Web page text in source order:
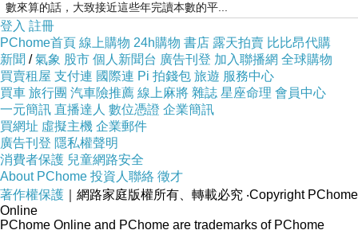
數來算的話，大致接近這些年完讀本數的平...
登入 註冊
PChome首頁 線上購物 24h購物 書店 露天拍賣 比比昂代購
新聞 /氣象 股市 個人新聞台 廣告刊登 加入聯播網 全球購物
買賣租屋 支付連 國際連 Pi 拍錢包 旅遊 服務中心
買車 旅行團 汽車險推薦 線上麻將 雜誌 星座命理 會員中心
一元簡訊 直播達人 數位憑證 企業簡訊
買網址 虛擬主機 企業郵件
廣告刊登 隱私權聲明
消費者保護 兒童網路安全
About PChome 投資人聯絡 徵才
著作權保護 ｜網路家庭版權所有、轉載必究 ‧Copyright PChome
Online
PChome Online and PChome are trademarks of PChome